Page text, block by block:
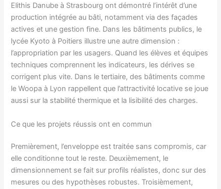
Elithis Danube à Strasbourg ont démontré l’intérêt d’une
production intégrée au bâti, notamment via des façades
actives et une gestion fine. Dans les bâtiments publics, le
lycée Kyoto à Poitiers illustre une autre dimension :
l’appropriation par les usagers. Quand les élèves et équipes
techniques comprennent les indicateurs, les dérives se
corrigent plus vite. Dans le tertiaire, des bâtiments comme
le Woopa à Lyon rappellent que l’attractivité locative se joue
aussi sur la stabilité thermique et la lisibilité des charges.
Ce que les projets réussis ont en commun
Premièrement, l’enveloppe est traitée sans compromis, car
elle conditionne tout le reste. Deuxièmement, le
dimensionnement se fait sur profils réalistes, donc sur des
mesures ou des hypothèses robustes. Troisièmement,